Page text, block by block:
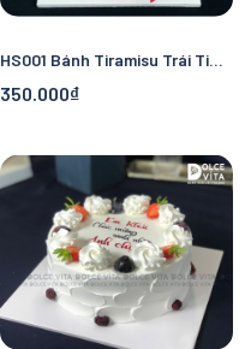
HS001 Bánh Tiramisu Trái Tim Ngọt Ngào
350.000₫